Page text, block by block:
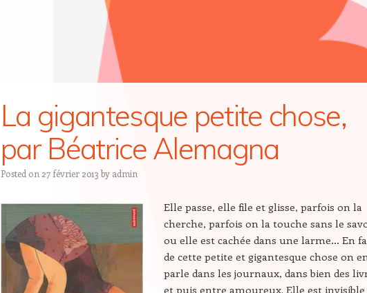
La gigantesque petite chose,
par Béatrice Alemagna
Posted on 27 février 2013 by admin
Elle passe, elle file et glisse, parfois on la
cherche, parfois on la touche sans le
ou elle est cachée dans une larme… En
de cette petite et gigantesque chose on
parle dans les journaux, dans bien des
et puis entre amoureux. Elle est